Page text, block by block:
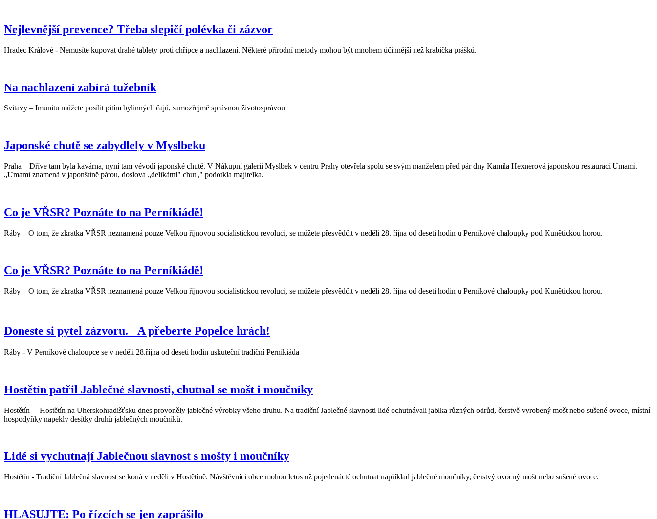
Nejlevnější prevence? Třeba slepičí polévka či zázvor
Hradec Králové - Nemusíte kupovat drahé tablety proti chřipce a nachlazení. Některé přírodní metody mohou být mnohem účinnější než krabička prášků.
Na nachlazení zabírá tužebník
Svitavy – Imunitu můžete posílit pitím bylinných čajů, samozřejmě správnou životosprávou
Japonské chutě se zabydlely v Myslbeku
Praha – Dříve tam byla kavárna, nyní tam vévodí japonské chutě. V Nákupní galerii Myslbek v centru Prahy otevřela spolu se svým manželem před pár dny Kamila Hexnerová japonskou restauraci Umami.
„Umami znamená v japonštině pátou, doslova „delikátní" chuť," podotkla majitelka.
Co je VŘSR? Poznáte to na Perníkiádě!
Ráby – O tom, že zkratka VŘSR neznamená pouze Velkou říjnovou socialistickou revoluci, se můžete přesvědčit v neděli 28. října od deseti hodin u Perníkové chaloupky pod Kunětickou horou.
Co je VŘSR? Poznáte to na Perníkiádě!
Ráby – O tom, že zkratka VŘSR neznamená pouze Velkou říjnovou socialistickou revoluci, se můžete přesvědčit v neděli 28. října od deseti hodin u Perníkové chaloupky pod Kunětickou horou.
Doneste si pytel zázvoru. A přeberte Popelce hrách!
Ráby - V Perníkové chaloupce se v neděli 28.října od deseti hodin uskuteční tradiční Perníkiáda
Hostětín patřil Jablečné slavnosti, chutnal se mošt i moučníky
Hostětín – Hostětín na Uherskohradišťsku dnes provoněly jablečné výrobky všeho druhu. Na tradiční Jablečné slavnosti lidé ochutnávali jablka různých odrůd, čerstvě vyrobený mošt nebo sušené ovoce, místní
hospodyňky napekly desítky druhů jablečných moučníků.
Lidé si vychutnají Jablečnou slavnost s mošty i moučníky
Hostětín - Tradiční Jablečná slavnost se koná v neděli v Hostětíně. Návštěvníci obce mohou letos už pojedenácté ochutnat například jablečné moučníky, čerstvý ovocný mošt nebo sušené ovoce.
HLASUJTE: Po řízcích se jen zaprášilo